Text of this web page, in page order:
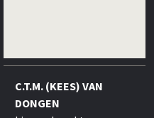
C.T.M. (KEES) VAN
DONGEN